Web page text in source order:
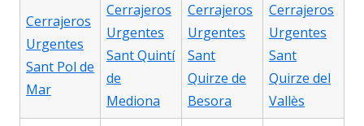
Cerrajeros
Urgentes
Sant Pol de
Mar
Cerrajeros
Urgentes
Sant Quintí
de
Mediona
Cerrajeros
Urgentes
Sant
Quirze de
Besora
Cerrajeros
Urgentes
Sant
Quirze del
Vallès